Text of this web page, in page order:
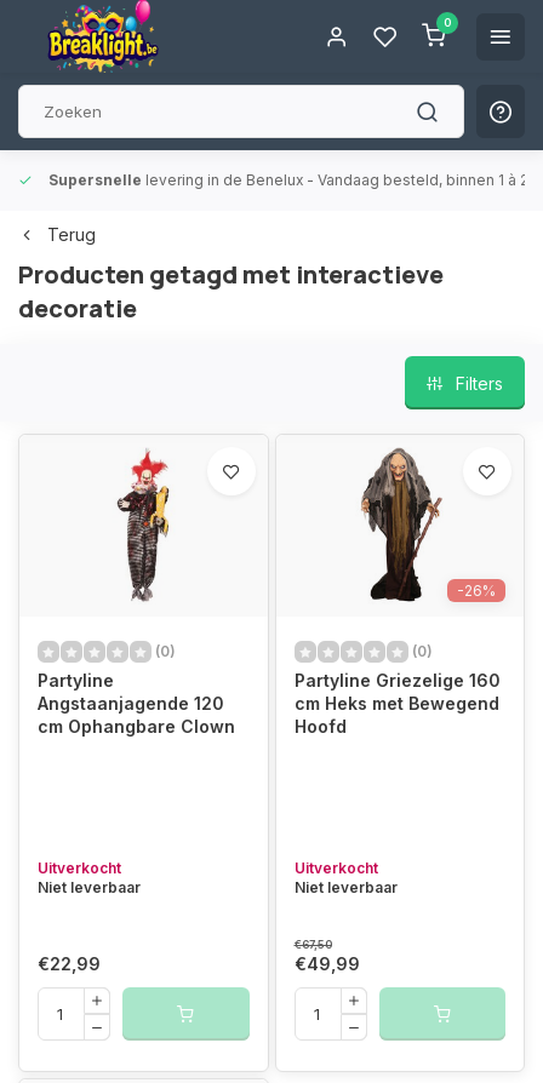
0
Supersnelle levering in de Benelux - Vandaag besteld, binnen 1 à 2
Terug
Producten getagd met interactieve
decoratie
Filters
(0)
Partyline
Angstaanjagende 120
cm Ophangbare Clown
Uitverkocht
Niet leverbaar
€22,99
-26%
(0)
Partyline Griezelige 160
cm Heks met Bewegend
Hoofd
Uitverkocht
Niet leverbaar
€67,50
€49,99